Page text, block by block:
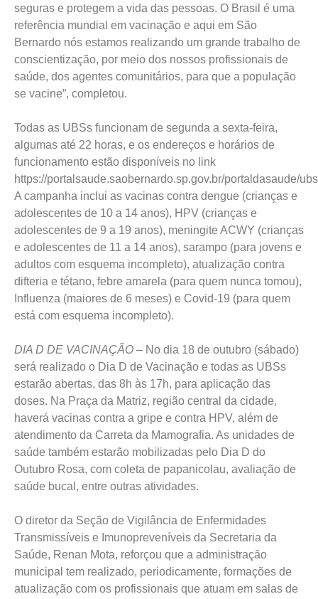
seguras e protegem a vida das pessoas. O Brasil é uma
referência mundial em vacinação e aqui em São
Bernardo nós estamos realizando um grande trabalho de
conscientização, por meio dos nossos profissionais de
saúde, dos agentes comunitários, para que a população
se vacine”, completou.
Todas as UBSs funcionam de segunda a sexta-feira,
algumas até 22 horas, e os endereços e horários de
funcionamento estão disponíveis no link
https://portalsaude.saobernardo.sp.gov.br/portaldasaude/
A campanha inclui as vacinas contra dengue (crianças e
adolescentes de 10 a 14 anos), HPV (crianças e
adolescentes de 9 a 19 anos), meningite ACWY (crianças
e adolescentes de 11 a 14 anos), sarampo (para jovens e
adultos com esquema incompleto), atualização contra
difteria e tétano, febre amarela (para quem nunca tomou),
Influenza (maiores de 6 meses) e Covid-19 (para quem
está com esquema incompleto).
DIA D DE VACINAÇÃO – No dia 18 de outubro (sábado)
será realizado o Dia D de Vacinação e todas as UBSs
estarão abertas, das 8h às 17h, para aplicação das
doses. Na Praça da Matriz, região central da cidade,
haverá vacinas contra a gripe e contra HPV, além de
atendimento da Carreta da Mamografia. As unidades de
saúde também estarão mobilizadas pelo Dia D do
Outubro Rosa, com coleta de papanicolau, avaliação de
saúde bucal, entre outras atividades.
O diretor da Seção de Vigilância de Enfermidades
Transmissíveis e Imunopreveníveis da Secretaria da
Saúde, Renan Mota, reforçou que a administração
municipal tem realizado, periodicamente, formações de
atualização com os profissionais que atuam em salas de